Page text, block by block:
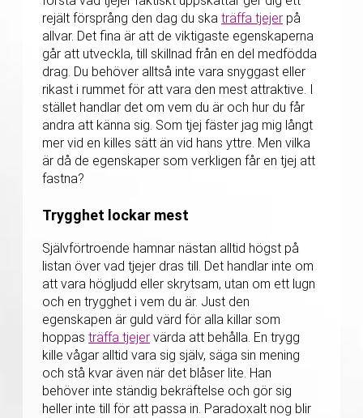
rejält försprång den dag du ska träffa tjejer på
allvar. Det fina är att de viktigaste egenskaperna
går att utveckla, till skillnad från en del medfödda
drag. Du behöver alltså inte vara snyggast eller
rikast i rummet för att vara den mest attraktive. I
stället handlar det om vem du är och hur du får
andra att känna sig. Som tjej fäster jag mig långt
mer vid en killes sätt än vid hans yttre. Men vilka
är då de egenskaper som verkligen får en tjej att
fastna?
Trygghet lockar mest
Självförtroende hamnar nästan alltid högst på
listan över vad tjejer dras till. Det handlar inte om
att vara högljudd eller skrytsam, utan om ett lugn
och en trygghet i vem du är. Just den
egenskapen är guld värd för alla killar som
hoppas träffa tjejer värda att behålla. En trygg
kille vågar alltid vara sig själv, säga sin mening
och stå kvar även när det blåser lite. Han
behöver inte ständig bekräftelse och gör sig
heller inte till för att passa in. Paradoxalt nog blir